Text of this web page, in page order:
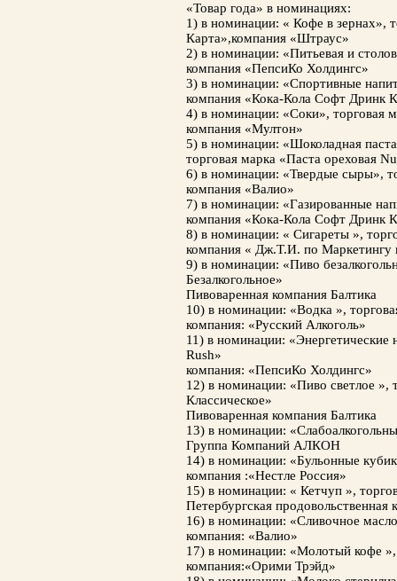
«Товар года» в номинациях:
1) в номинации: « Кофе в зернах»,
Карта»,компания «Штраус»
2) в номинации: «Питьевая и
компания «ПепсиКо Холдингс»
3) в номинации: «Спортивные
компания «Кока-Кола Софт Дринк
4) в номинации: «Соки», торговая
компания «Мултон»
5) в номинации: «Шоколадная
торговая марка «Паста ореховая
6) в номинации: «Твердые сыры»,
компания «Валио»
7) в номинации: «Газированные
компания «Кока-Кола Софт Дринк
8) в номинации: « Сигареты »,
компания « Дж.Т.И. по
9) в номинации: «Пиво
Безалкогольное»
Пивоваренная компания Балтика
10) в номинации: «Водка »,
компания: «Русский Алкоголь»
11) в номинации: «Энергетические
Rush»
компания: «ПепсиКо Холдингс»
12) в номинации: «Пиво светлое »,
Классическое»
Пивоваренная компания Балтика
13) в номинации:
Группа Компаний АЛКОН
14) в номинации: «Бульонные
компания :«Нестле Россия»
15) в номинации: « Кетчуп »,
Петербургская продовольственная
16) в номинации: «Сливочное
компания: «Валио»
17) в номинации: «Молотый кофе
компания:«Орими Трэйд»